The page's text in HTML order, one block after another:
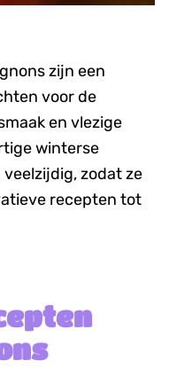
zijn een
voor de
en vlezige
winterse
zodat ze
recepten tot